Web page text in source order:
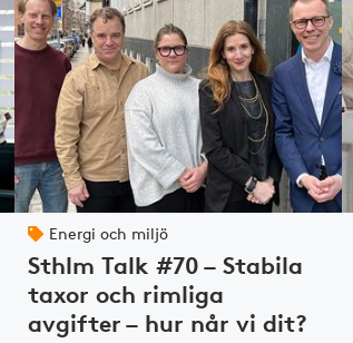
Energi och miljö
Sthlm Talk #70 – Stabila
taxor och rimliga
avgifter – hur når vi dit?